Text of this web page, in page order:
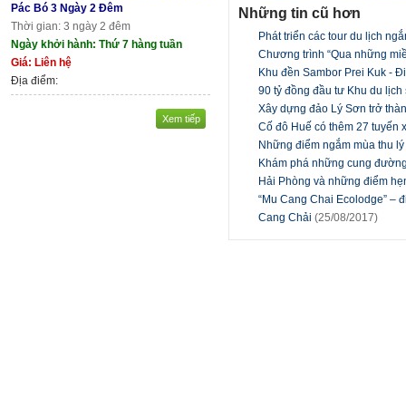
Pác Bó 3 Ngày 2 Đêm
Thời gian: 3 ngày 2 đêm
Ngày khởi hành: Thứ 7 hàng tuần
Giá: Liên hệ
Địa điểm:
Xem tiếp
Những tin cũ hơn
Phát triển các tour du lịch
Chương trình “Qua những
Khu đền Sambor Prei Kuk -
90 tỷ đồng đầu tư Khu du
Xây dựng đảo Lý Sơn trở
Cố đô Huế có thêm 27 tuyến
Những điểm ngắm mùa thu
Khám phá những cung
Hải Phòng và những điểm
“Mu Cang Chai Ecolodge” –
Cang Chải (25/08/2017)